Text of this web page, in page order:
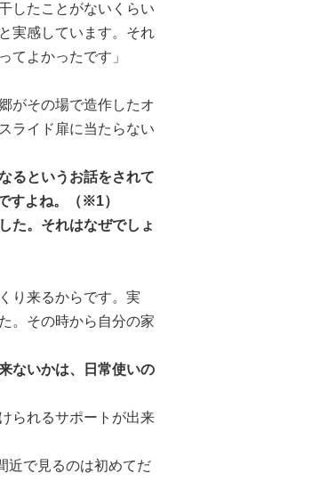
したことがないくらい
実感しています。それ
てよかったです」
がその場で造作したオ
ライド扉に当たらない
るというお話をされて
すよね。（※1）
た。それはなぜでしょ
り来るからです。実
。その時から自分の家
ないかは、日常使いの
られるサポートが出来
近で見るのは初めてだ